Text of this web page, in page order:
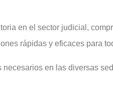
en el sector judicial,
rápidas y eficaces para
en las diversas